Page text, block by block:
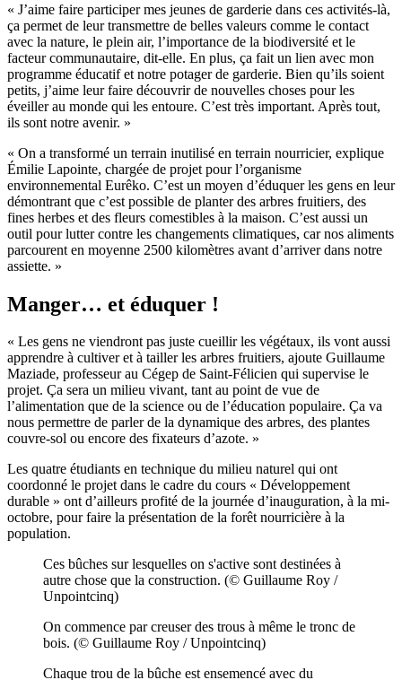
« J’aime faire participer mes jeunes de garderie dans ces activités-là,
ça permet de leur transmettre de belles valeurs comme le contact
avec la nature, le plein air, l’importance de la biodiversité et le
facteur communautaire, dit-elle. En plus, ça fait un lien avec mon
programme éducatif et notre potager de garderie. Bien qu’ils soient
petits, j’aime leur faire découvrir de nouvelles choses pour les
éveiller au monde qui les entoure. C’est très important. Après tout,
ils sont notre avenir. »
« On a transformé un terrain inutilisé en terrain nourricier, explique
Émilie Lapointe, chargée de projet pour l’organisme
environnemental Eurêko. C’est un moyen d’éduquer les gens en leur
démontrant que c’est possible de planter des arbres fruitiers, des
fines herbes et des fleurs comestibles à la maison. C’est aussi un
outil pour lutter contre les changements climatiques, car nos aliments
parcourent en moyenne 2500 kilomètres avant d’arriver dans notre
assiette. »
Manger… et éduquer !
« Les gens ne viendront pas juste cueillir les végétaux, ils vont aussi
apprendre à cultiver et à tailler les arbres fruitiers, ajoute Guillaume
Maziade, professeur au Cégep de Saint-Félicien qui supervise le
projet. Ça sera un milieu vivant, tant au point de vue de
l’alimentation que de la science ou de l’éducation populaire. Ça va
nous permettre de parler de la dynamique des arbres, des plantes
couvre-sol ou encore des fixateurs d’azote. »
Les quatre étudiants en technique du milieu naturel qui ont
coordonné le projet dans le cadre du cours « Développement
durable » ont d’ailleurs profité de la journée d’inauguration, à la mi-
octobre, pour faire la présentation de la forêt nourricière à la
population.
Ces bûches sur lesquelles on s'active sont destinées à
autre chose que la construction. (© Guillaume Roy /
Unpointcinq)
On commence par creuser des trous à même le tronc de
bois. (© Guillaume Roy / Unpointcinq)
Chaque trou de la bûche est ensemencé avec du